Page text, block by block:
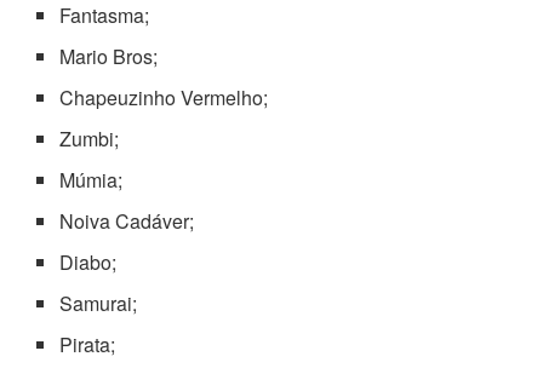
Fantasma;
Mario Bros;
Chapeuzinho Vermelho;
Zumbi;
Múmia;
Noiva Cadáver;
Diabo;
Samurai;
Pirata;